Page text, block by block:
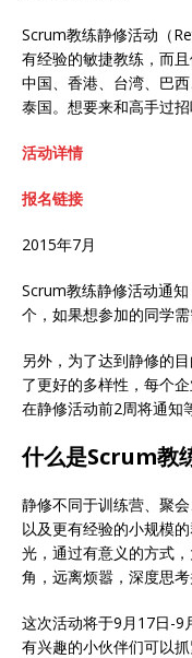
Scrum教练静修活动（
有经验的敏捷教练，而
中国、香港、台湾、巴
泰国。想要来和高手过招
活动详情
报名链接
2015年7月
Scrum教练静修活动通
个，如果想参加的同学需
另外，为了达到静修的
了更好的多样性，每个
在静修活动前2周将通知
什么是Scrum教
静修不同于训练营、聚
以及更有经验的小规模
光，通过有意义的方式
角，远离烦嚣，深度思考
这次活动将于9月17日-9
有兴趣的小伙伴们可以